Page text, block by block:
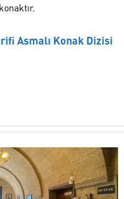
Asmalı Konak Dizisi